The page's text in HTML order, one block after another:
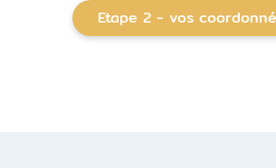
Etape 2 - vos